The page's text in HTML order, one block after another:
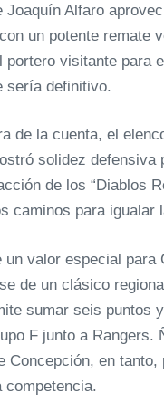
Joaquín Alfaro
un potente remate
portero visitante para
sería definitivo.
de la cuenta, el
solidez defensiva
de los “Diablos
caminos para igualar
un valor especial para
de un clásico
sumar seis puntos
F junto a Rangers.
Concepción, en tanto,
competencia.